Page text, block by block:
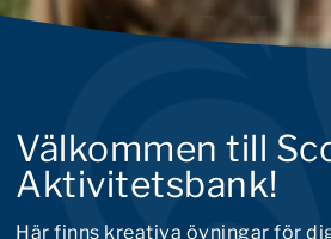
Välkommen till
Aktivitetsbank!
Här finns kreativa övningar för